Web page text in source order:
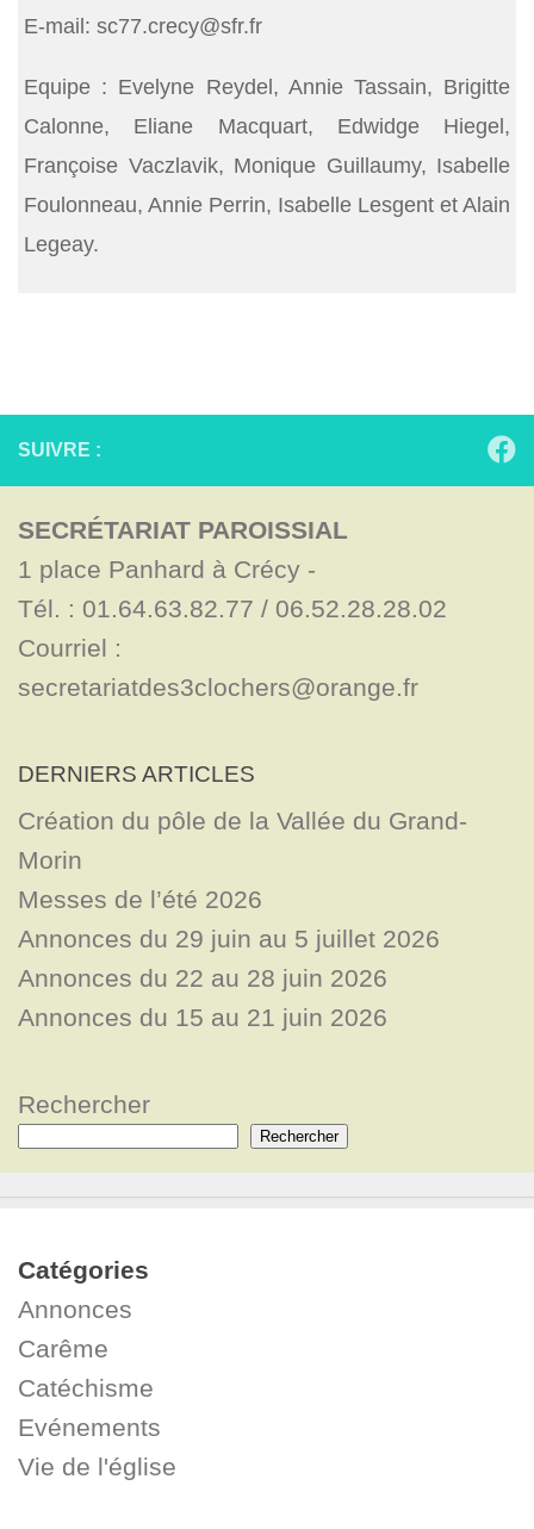
E-mail: sc77.crecy@sfr.fr
Equipe : Evelyne Reydel, Annie Tassain, Brigitte
Calonne, Eliane Macquart, Edwidge Hiegel,
Françoise Vaczlavik, Monique Guillaumy, Isabelle
Foulonneau, Annie Perrin, Isabelle Lesgent et Alain
Legeay.
SUIVRE :
SECRÉTARIAT PAROISSIAL
1 place Panhard à Crécy -
Tél. : 01.64.63.82.77 / 06.52.28.28.02
Courriel :
secretariatdes3clochers@orange.fr
DERNIERS ARTICLES
Création du pôle de la Vallée du Grand-
Morin
Messes de l’été 2026
Annonces du 29 juin au 5 juillet 2026
Annonces du 22 au 28 juin 2026
Annonces du 15 au 21 juin 2026
Rechercher
Rechercher
Catégories
Annonces
Carême
Catéchisme
Evénements
Vie de l'église